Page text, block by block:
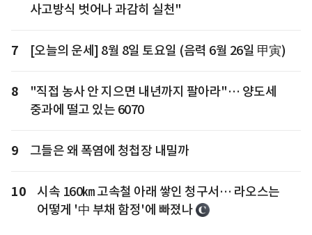
사고방식 벗어나 과감히 실천"
7 [오늘의 운세] 8월 8일 토요일 (음력 6월 26일 甲寅)
8
"직접 농사 안 지으면 내년까지 팔아라"… 양도세
중과에 떨고 있는 6070
9 그들은 왜 폭염에 청첩장 내밀까
10
시속 160㎞ 고속철 아래 쌓인 청구서… 라오스는
어떻게 '中 부채 함정'에 빠졌나